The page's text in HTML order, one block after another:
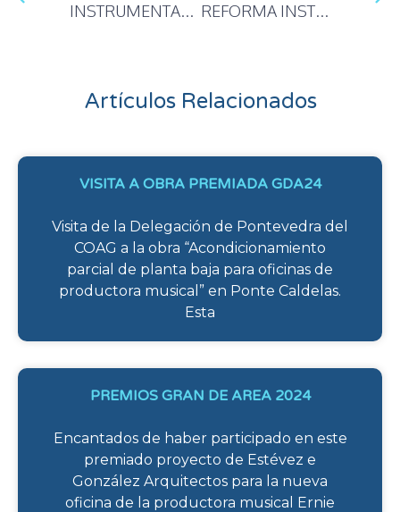
INSTRUMENTACIÓN REFORMA INSTALACIONES DE CENTRO DE ENSEÑANZA
Artículos Relacionados
VISITA A OBRA PREMIADA GDA24
Visita de la Delegación de Pontevedra del
COAG a la obra “Acondicionamiento
parcial de planta baja para oficinas de
productora musical” en Ponte Caldelas.
Esta
PREMIOS GRAN DE AREA 2024
Encantados de haber participado en este
premiado proyecto de Estévez e
González Arquitectos para la nueva
oficina de la productora musical Ernie